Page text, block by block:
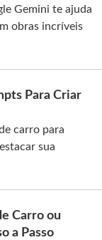
Gemini te ajuda
obras incríveis
Para Criar
carro para
sua
Carro ou
a Passo